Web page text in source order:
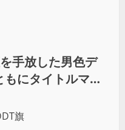
手放した男色デ
にタイトルマッ
やってきたこと
ないかな」
旗